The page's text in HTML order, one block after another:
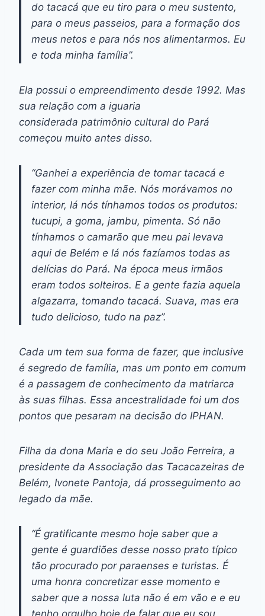
do tacacá que eu tiro para o meu sustento,
para o meus passeios, para a formação dos
meus netos e para nós nos alimentarmos. Eu
e toda minha família”.
Ela possui o empreendimento desde 1992. Mas
sua relação com a iguaria
considerada patrimônio cultural do Pará
começou muito antes disso.
“Ganhei a experiência de tomar tacacá e
fazer com minha mãe. Nós morávamos no
interior, lá nós tínhamos todos os produtos:
tucupi, a goma, jambu, pimenta. Só não
tínhamos o camarão que meu pai levava
aqui de Belém e lá nós fazíamos todas as
delícias do Pará. Na época meus irmãos
eram todos solteiros. E a gente fazia aquela
algazarra, tomando tacacá. Suava, mas era
tudo delicioso, tudo na paz”.
Cada um tem sua forma de fazer, que inclusive
é segredo de família, mas um ponto em comum
é a passagem de conhecimento da matriarca
às suas filhas. Essa ancestralidade foi um dos
pontos que pesaram na decisão do IPHAN.
Filha da dona Maria e do seu João Ferreira, a
presidente da Associação das Tacacazeiras de
Belém, Ivonete Pantoja, dá prosseguimento ao
legado da mãe.
“É gratificante mesmo hoje saber que a
gente é guardiões desse nosso prato típico
tão procurado por paraenses e turistas. É
uma honra concretizar esse momento e
saber que a nossa luta não é em vão e e eu
tenho orgulho hoje de falar que eu sou